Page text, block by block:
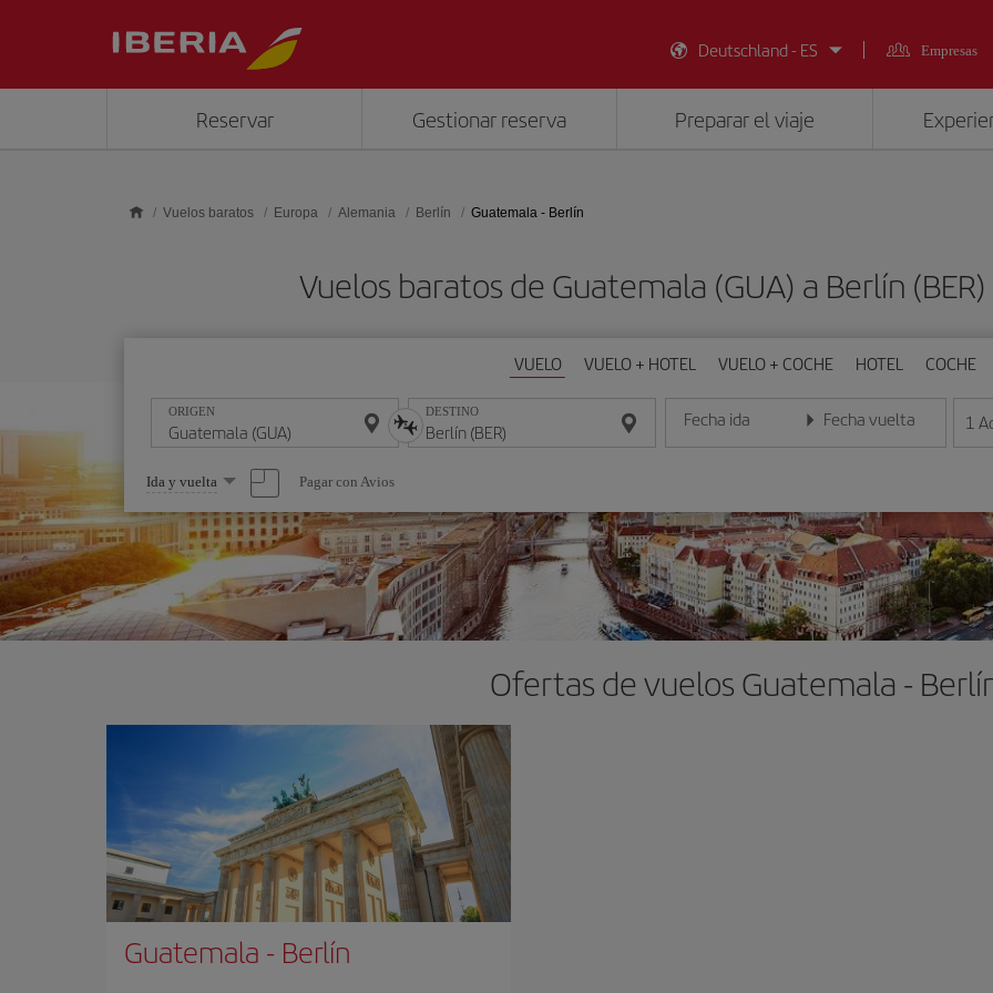
Deutschland - ES
Empresas
Reservar Gestionar reserva Preparar el viaje
Vuelos baratos Europa Alemania Berlín Guatemala - Berlín
Vuelos baratos de Guatemala (GUA) a Berlín
VUELO VUELO + HOTEL VUELO + COCHE HOTEL COCHE
ORIGEN DESTINO Fecha ida
Introduce la fecha en formato día/mes/año
Fecha vuelta
Introduce la fecha en 1
Seleccione
una
opción
Ida y vuelta Pagar con Avios
Ofertas de vuelos Guatemala -
Guatemala - Berlín